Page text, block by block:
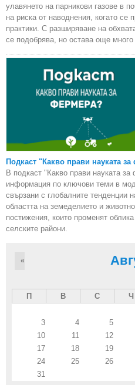
улавянето на парникови газове в
на риска от наводнения, когато се
практики. С разширяване на
се подобрява, но остава още много
Подкаст "Какво прави науката
В подкаст "Какво прави науката
информация по ключови теми в
свързани с глобалните тенденции
областта на земеделието и
постижения, които променят
селските райони.
«
П В С Ч
3
4 5
10
11 12
17
18 19
24
25 26
31